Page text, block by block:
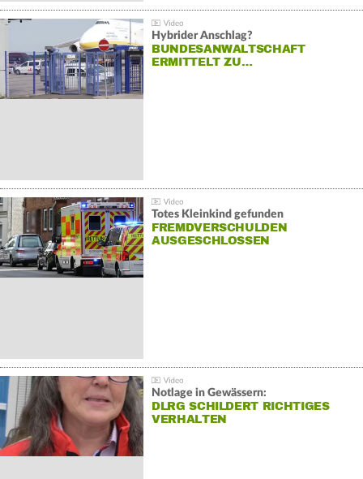
Hybrider Anschlag?
BUNDESANWALTSCHAFT
ERMITTELT ZU…
Totes Kleinkind gefunden
FREMDVERSCHULDEN
AUSGESCHLOSSEN
Notlage in Gewässern:
DLRG SCHILDERT RICHTIGES
VERHALTEN